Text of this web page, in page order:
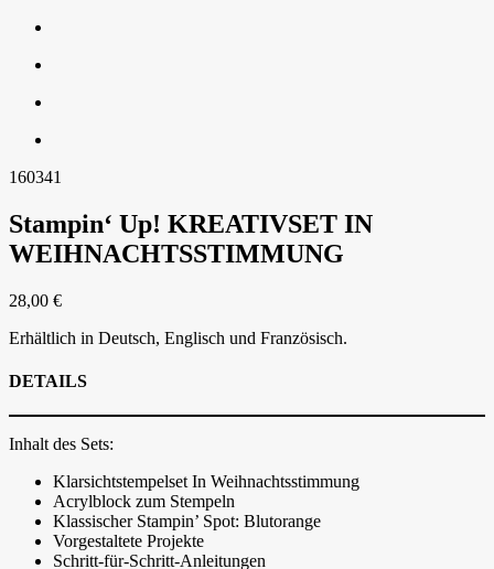
160341
Stampin‘ Up! KREATIVSET IN
WEIHNACHTSSTIMMUNG
28,00 €
Erhältlich in Deutsch, Englisch und Französisch.
DETAILS
Inhalt des Sets:
Klarsichtstempelset In Weihnachtsstimmung
Acrylblock zum Stempeln
Klassischer Stampin’ Spot: Blutorange
Vorgestaltete Projekte
Schritt-für-Schritt-Anleitungen